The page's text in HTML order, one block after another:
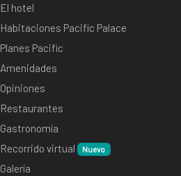
El hotel
Habitaciones Pacific Palace
Planes Pacific
Amenidades
Opiniones
Restaurantes
Gastronomía
Recorrido virtual
Nuevo
Galería